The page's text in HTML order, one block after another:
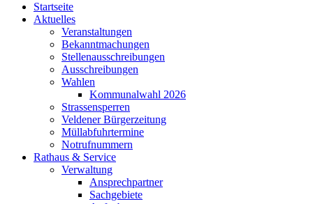
Startseite
Aktuelles
Veranstaltungen
Bekanntmachungen
Stellenausschreibungen
Ausschreibungen
Wahlen
Kommunalwahl 2026
Strassensperren
Veldener Bürgerzeitung
Müllabfuhrtermine
Notrufnummern
Rathaus & Service
Verwaltung
Ansprechpartner
Sachgebiete